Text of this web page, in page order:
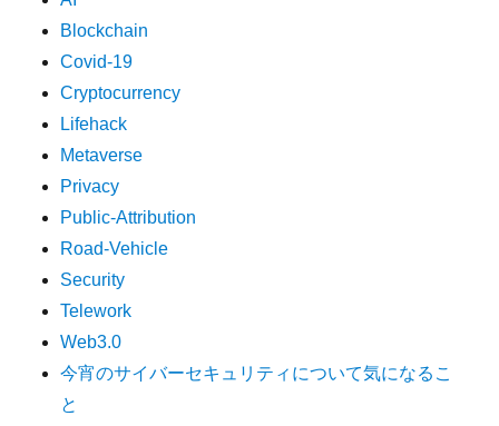
Blockchain
Covid-19
Cryptocurrency
Lifehack
Metaverse
Privacy
Public-Attribution
Road-Vehicle
Security
Telework
Web3.0
今宵のサイバーセキュリティについて気になるこ
と